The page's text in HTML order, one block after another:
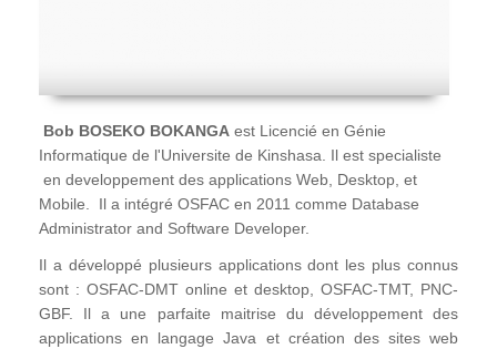
Bob BOSEKO BOKANGA est Licencié en Génie
Informatique de l'Universite de Kinshasa. Il est specialiste
en developpement des applications Web, Desktop, et
Mobile. Il a intégré OSFAC en 2011 comme Database
Administrator and Software Developer.
Il a développé plusieurs applications dont les plus connus
sont : OSFAC-DMT online et desktop, OSFAC-TMT, PNC-
GBF. Il a une parfaite maitrise du développement des
applications en langage Java et création des sites web